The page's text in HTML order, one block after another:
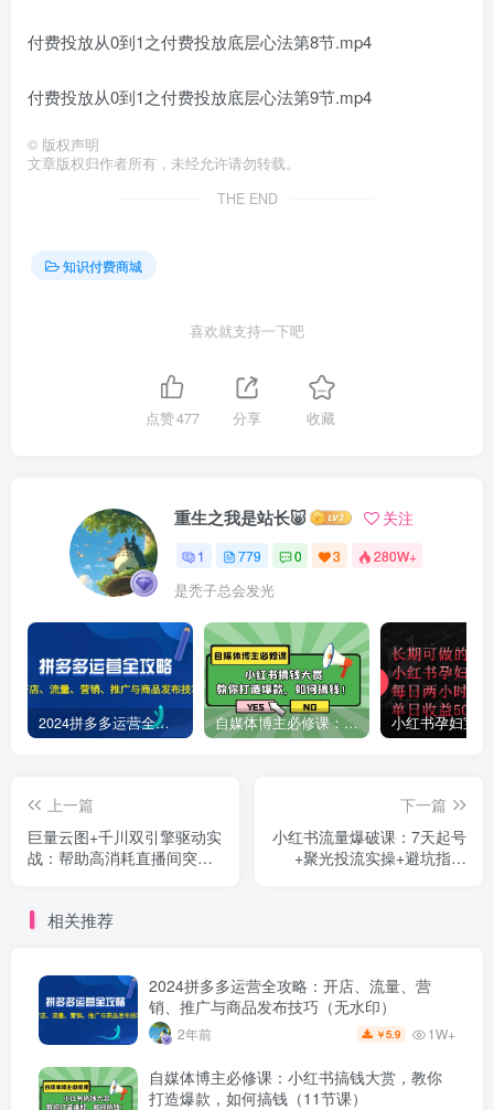
付费投放从0到1之付费投放底层心法第8节.mp4
付费投放从0到1之付费投放底层心法第9节.mp4
© 版权声明
文章版权归作者所有，未经允许请勿转载。
THE END
知识付费商城
喜欢就支持一下吧
点赞477 分享 收藏
重生之我是站长🐷 关注
1 779 0 3 280W+
是秃子总会发光
2024拼多多运营全攻略：开店、流量、营销、推广与商品发布技巧（无水印） 自媒体博主必修课：小红书搞钱大赏，教你打造爆款，如何搞钱（11节课）
上一篇
巨量云图+千川双引擎驱动实
战：帮助高消耗直播间突破
下一篇
小红书流量爆破课：7天起号
+聚光投流实操+避坑指南
相关推荐
2024拼多多运营全攻略：开店、流量、营
销、推广与商品发布技巧（无水印）
2年前 ￥5.9 1W+
自媒体博主必修课：小红书搞钱大赏，教你
打造爆款，如何搞钱（11节课）